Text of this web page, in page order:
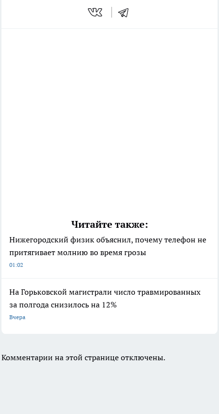
Читайте также:
Нижегородский физик объяснил, почему телефон не
притягивает молнию во время грозы
01:02
На Горьковской магистрали число травмированных
за полгода снизилось на 12%
Вчера
Комментарии на этой странице отключены.